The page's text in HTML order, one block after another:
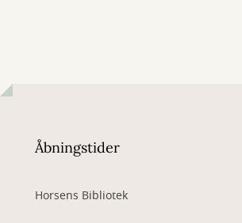
Åbningstider
Horsens Bibliotek